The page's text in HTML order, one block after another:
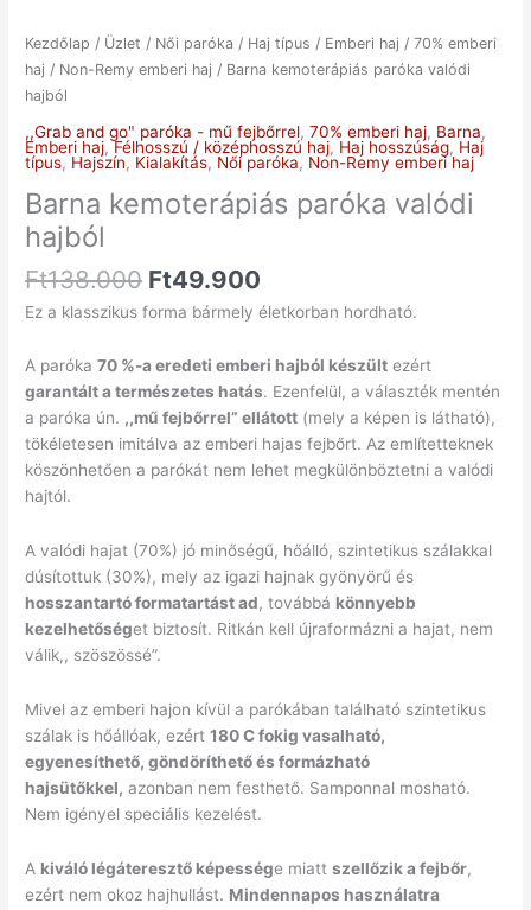
Kezdőlap / Üzlet / Női paróka / Haj típus / Emberi haj /70% emberi
haj / Non-Remy emberi haj / Barna kemoterápiás paróka valódi
hajból
,,Grab and go" paróka - mű fejbőrrel,70% emberi haj, Barna,
Emberi haj,Félhosszú / középhosszú haj, Haj hosszúság, Haj
típus, Hajszín, Kialakítás, Női paróka, Non-Remy emberi haj
Barna kemoterápiás paróka valódi
hajból
Ft138.000 Ft49.900
Ez a klasszikus forma bármely életkorban hordható.
A paróka70 %-a eredeti emberi hajból készült ezért
garantált a természetes hatás. Ezenfelül, a választék mentén
a paróka ún. ,,mű fejbőrrel” ellátott (mely a képen is látható),
tökéletesen imitálva az emberi hajas fejbőrt. Az említetteknek
köszönhetően a parókát nem lehet megkülönböztetni a valódi
hajtól.
A valódi hajat (70%) jó minőségű, hőálló, szintetikus szálakkal
dúsítottuk (30%), mely az igazi hajnak gyönyörű és
hosszantartó formatartást ad, továbbá könnyebb
kezelhetőséget biztosít. Ritkán kell újraformázni a hajat, nem
válik,, szöszössé”.
Mivel az emberi hajon kívül a parókában található szintetikus
szálak is hőállóak, ezért180 C fokig vasalható,
egyenesíthető, göndöríthető és formázható
hajsütőkkel, azonban nem festhető. Samponnal mosható.
Nem igényel speciális kezelést.
A kiváló légáteresztő képessége miattszellőzik a fejbőr,
ezért nem okoz hajhullást. Mindennapos használatra